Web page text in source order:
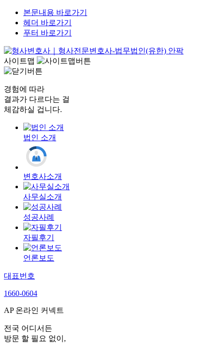
본문내용 바로가기
헤더 바로가기
푸터 바로가기
사이트맵
경험에 따라
결과가 다르다는 걸
체감하실 겁니다.
법인 소개
변호사소개
사무실소개
성공사례
자필후기
언론보도
대표번호
1660-0604
AP 온라인 커넥트
전국 어디서든
방문 할 필요 없이,